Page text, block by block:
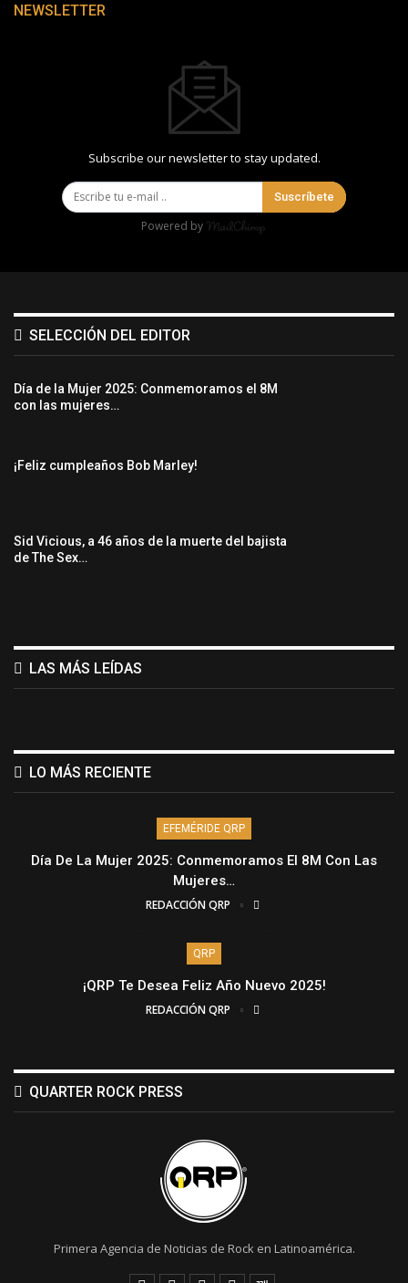
NEWSLETTER
Subscribe our newsletter to stay updated.
Suscríbete
Powered by
SELECCIÓN DEL EDITOR
Día de la Mujer 2025: Conmemoramos el 8M
con las mujeres…
¡Feliz cumpleaños Bob Marley!
Sid Vicious, a 46 años de la muerte del bajista
de The Sex…
LAS MÁS LEÍDAS
LO MÁS RECIENTE
EFEMÉRIDE QRP
Día De La Mujer 2025: Conmemoramos El 8M Con Las
Mujeres…
REDACCIÓN QRP
QRP
¡QRP Te Desea Feliz Año Nuevo 2025!
REDACCIÓN QRP
QUARTER ROCK PRESS
Primera Agencia de Noticias de Rock en Latinoamérica.